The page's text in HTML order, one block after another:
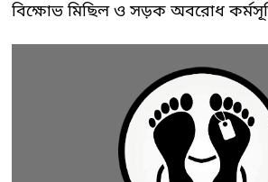
বিক্ষোভ মিছিল ও সড়ক অবরোধ